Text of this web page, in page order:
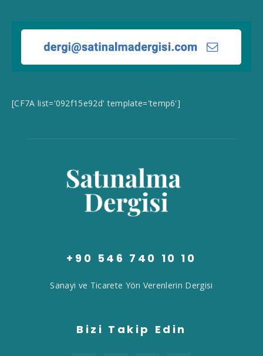
[CF7A list='092f15e92d' template='temp6']
+90 546 740 10 10
Sanayi ve Ticarete Yön Verenlerin Dergisi
Bizi Takip Edin